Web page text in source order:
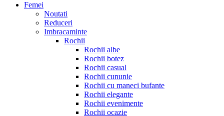
Femei
Noutati
Reduceri
Imbracaminte
Rochii
Rochii albe
Rochii botez
Rochii casual
Rochii cununie
Rochii cu maneci bufante
Rochii elegante
Rochii evenimente
Rochii ocazie